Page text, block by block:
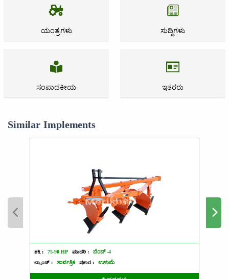
ಯಂತ್ರಗಳು ಸುದ್ದಿಗಳು
ಸಂಪಾದಕೀಯ ಇತರರು
Similar Implements
ಶಕ್ತಿ : 75-90 HP ಮಾದರಿ :
ಬೆಂಬ್ -4
ಬ್ರ್ಯಾಂಡ್ :
ಸಾರ್ವತ್ರಿಕ ಪ್ರಕಾರ : ಉಳುಮೆ